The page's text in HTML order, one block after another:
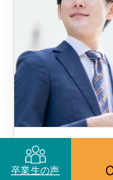
卒業生の声